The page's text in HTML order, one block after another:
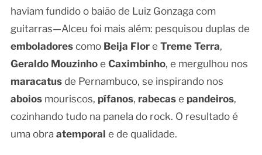
haviam fundido o baião de Luiz Gonzaga com
guitarras—Alceu foi mais além: pesquisou duplas de
emboladorescomo Beija Flore Treme Terra,
Geraldo Mouzinhoe Caximbinho, e mergulhou nos
maracatusde Pernambuco, se inspirando nos
aboiosmouriscos, pífanos, rabecase pandeiros,
cozinhando tudo na panela do rock. O resultado é
uma obra atemporal e de qualidade.